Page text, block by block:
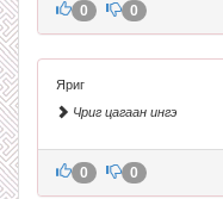
0 0
Яриг
Чриг цагаан ингэ
0 0